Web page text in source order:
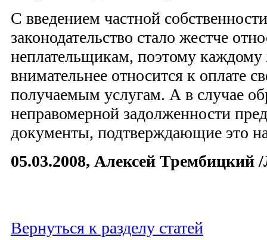
С введением частной
законодательство стало жестче
неплательщикам, поэтому
внимательнее относится к оплате
получаемым услугам. А в случае
неправомерной задолженности
документы, подтверждающие это
05.03.2008, Алексей
Вернуться к разделу статей